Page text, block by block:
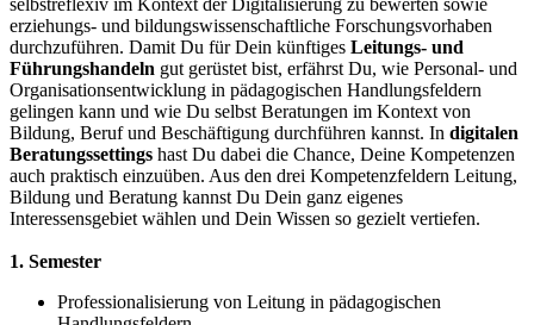
erziehungs- und bildungswissenschaftliche Forschungsvorhaben
durchzuführen. Damit Du für Dein künftiges Leitungs- und
Führungshandeln gut gerüstet bist, erfährst Du, wie Personal- und
Organisationsentwicklung in pädagogischen Handlungsfeldern
gelingen kann und wie Du selbst Beratungen im Kontext von
Bildung, Beruf und Beschäftigung durchführen kannst. In digitalen
Beratungssettings hast Du dabei die Chance, Deine Kompetenzen
auch praktisch einzuüben. Aus den drei Kompetenzfeldern Leitung,
Bildung und Beratung kannst Du Dein ganz eigenes
Interessensgebiet wählen und Dein Wissen so gezielt vertiefen.
1. Semester
Professionalisierung von Leitung in pädagogischen